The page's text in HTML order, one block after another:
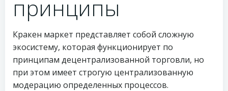
принципы
Кракен маркет представляет собой сложную
экосистему, которая функционирует по
принципам децентрализованной торговли, но
при этом имеет строгую централизованную
модерацию определенных процессов.